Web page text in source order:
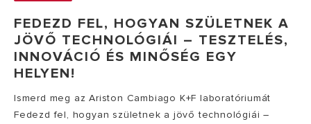
FEDEZD FEL, HOGYAN SZÜLETNEK A
JÖVŐ TECHNOLÓGIÁI – TESZTELÉS,
INNOVÁCIÓ ÉS MINŐSÉG EGY
HELYEN!
Ismerd meg az Ariston Cambiago K+F laboratóriumát
Fedezd fel, hogyan születnek a jövő technológiái –